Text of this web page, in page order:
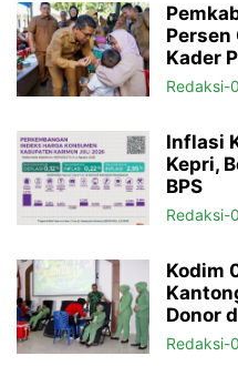
Persen
Kader
Redaksi-
Inflasi
Kepri,
BPS
Redaksi-
Kodim
Donor
Redaksi-